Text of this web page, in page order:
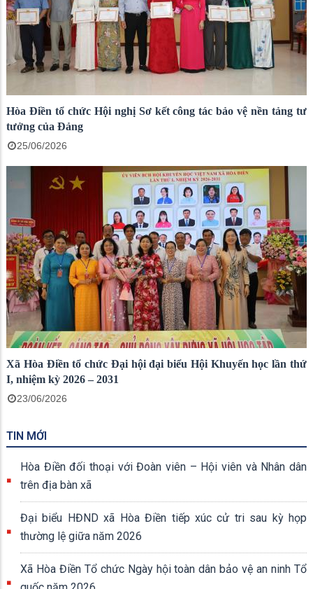
Hòa Điền tổ chức Hội nghị Sơ kết công tác bảo vệ nền tảng tư
tưởng của Đảng
25/06/2026
Xã Hòa Điền tổ chức Đại hội đại biểu Hội Khuyến học lần thứ
I, nhiệm kỳ 2026 – 2031
23/06/2026
TIN MỚI
Hòa Điền đối thoại với Đoàn viên – Hội viên và Nhân dân
trên địa bàn xã
Đại biểu HĐND xã Hòa Điền tiếp xúc cử tri sau kỳ họp
thường lệ giữa năm 2026
Xã Hòa Điền Tổ chức Ngày hội toàn dân bảo vệ an ninh Tổ